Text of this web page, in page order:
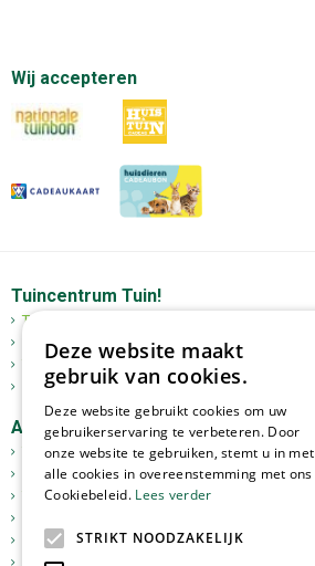
Wij accepteren
Tuincentrum Tuin!
Tuincentrum
Mediterrane bomen
Tuinplanten
Kerst
Assortiment
Tuinplanten
Kamerplanten
Tuinverlichting
Meststoffen
Graszoden
Deze website maakt
gebruik van cookies.
Deze website gebruikt cookies om uw
gebruikerservaring te verbeteren. Door
onze website te gebruiken, stemt u in met
alle cookies in overeenstemming met ons
Cookiebeleid. Lees verder
STRIKT NOODZAKELIJK